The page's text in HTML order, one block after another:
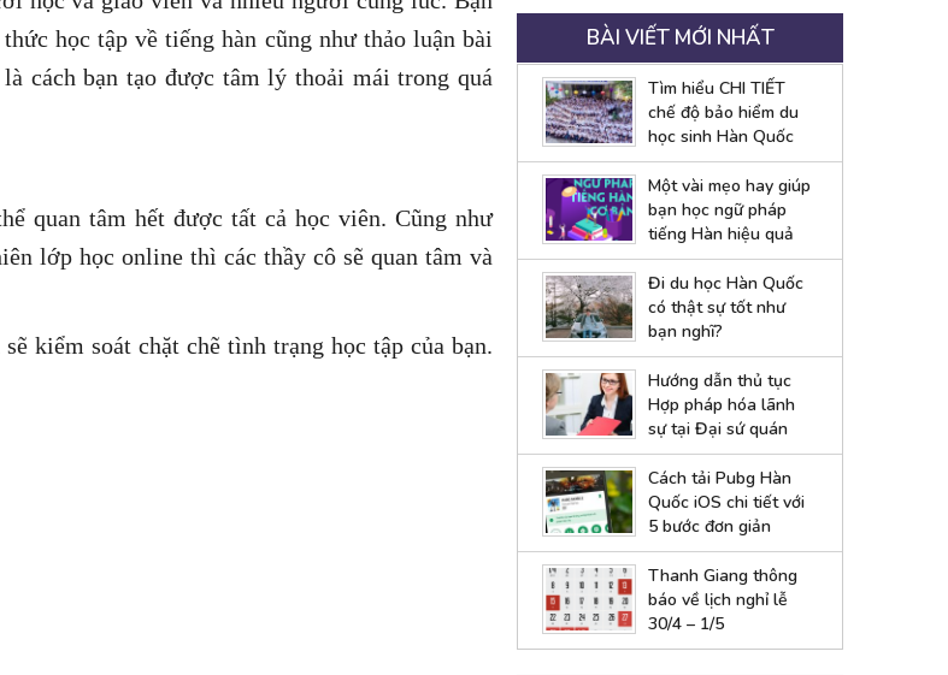
học tập về tiếng hàn cũng như thảo luận bài
cách bạn tạo được tâm lý thoải mái trong quá
quan tâm hết được tất cả học viên. Cũng như
lớp học online thì các thầy cô sẽ quan tâm và
kiểm soát chặt chẽ tình trạng học tập của bạn.
BÀI VIẾT MỚI NHẤT
Tìm hiểu CHI TIẾT
chế độ bảo hiểm du
học sinh Hàn Quốc
Một vài mẹo hay giúp
bạn học ngữ pháp
tiếng Hàn hiệu quả
Đi du học Hàn Quốc
có thật sự tốt như
bạn nghĩ?
Hướng dẫn thủ tục
Hợp pháp hóa lãnh
sự tại Đại sứ quán
Hàn Quốc
Cách tải Pubg Hàn
Quốc iOS chi tiết với
5 bước đơn giản
Thanh Giang thông
báo về lịch nghỉ lễ
30/4 – 1/5